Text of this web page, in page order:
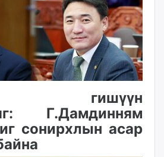
гишүүн
Г.Дамдинням
сонирхлын асар